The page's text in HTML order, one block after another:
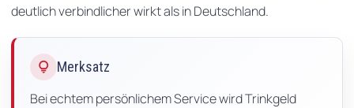
deutlich verbindlicher wirkt als in Deutschland.
lightbulb Merksatz
Bei echtem persönlichem Service wird Trinkgeld